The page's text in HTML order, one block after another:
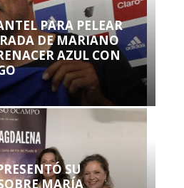
PARA PELEAR
DE MARIANO
AZUL CON
SU
MARÍA